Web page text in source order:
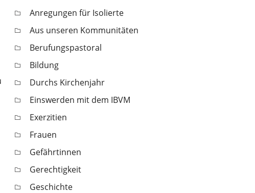
Anregungen für Isolierte
Aus unseren Kommunitäten
Berufungspastoral
Bildung
Durchs Kirchenjahr
Einswerden mit dem IBVM
Exerzitien
Frauen
Gefährtinnen
Gerechtigkeit
Geschichte